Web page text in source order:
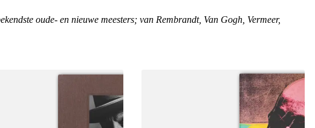
oude- en nieuwe meesters; van Rembrandt, Van Gogh, Vermeer,